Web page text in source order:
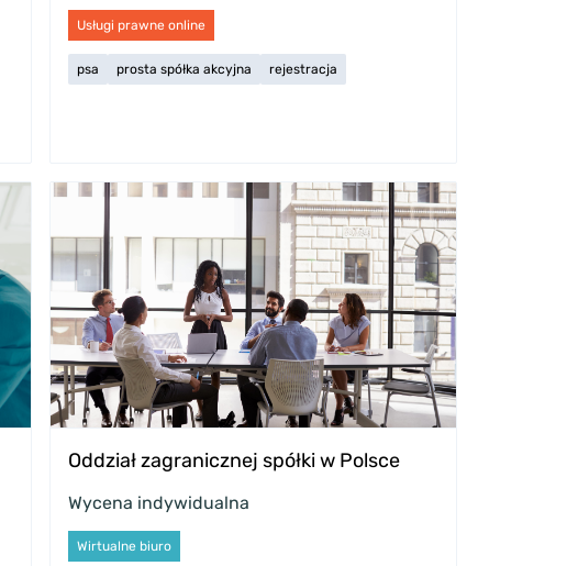
Usługi prawne online
psa prosta spółka akcyjna rejestracja
Oddział zagranicznej spółki w Polsce
Wycena indywidualna
Wirtualne biuro